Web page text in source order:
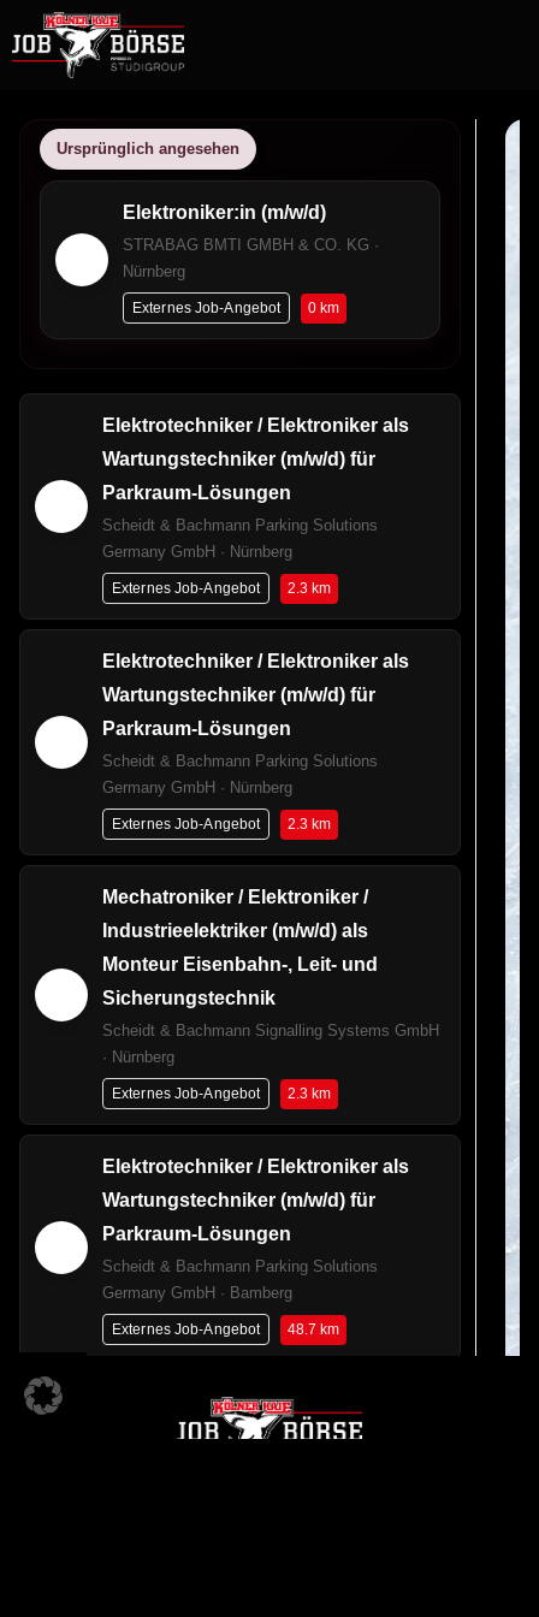
Ursprünglich angesehen
Elektroniker:in (m/w/d)
STRABAG BMTI GMBH & CO. KG ·
Nürnberg
Externes Job-Angebot 0 km
Elektrotechniker / Elektroniker als
Wartungstechniker (m/w/d) für
Parkraum-Lösungen
Scheidt & Bachmann Parking Solutions
Germany GmbH · Nürnberg
Externes Job-Angebot 2.3 km
Elektrotechniker / Elektroniker als
Wartungstechniker (m/w/d) für
Parkraum-Lösungen
Scheidt & Bachmann Parking Solutions
Germany GmbH · Nürnberg
Externes Job-Angebot 2.3 km
Mechatroniker / Elektroniker /
Industrieelektriker (m/w/d) als
Monteur Eisenbahn-, Leit- und
Sicherungstechnik
Scheidt & Bachmann Signalling Systems GmbH
· Nürnberg
Externes Job-Angebot 2.3 km
Elektrotechniker / Elektroniker als
Wartungstechniker (m/w/d) für
Parkraum-Lösungen
Scheidt & Bachmann Parking Solutions
Germany GmbH · Bamberg
Externes Job-Angebot 48.7 km
Servicetechniker /
Außendienstmitarbeiter (m/w/d) für